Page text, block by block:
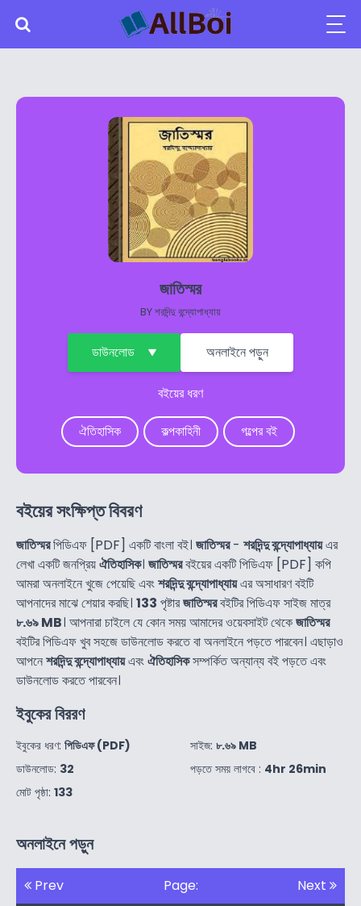
জাতিস্মর
BYশরদিন্দু বন্দ্যোপাধ্যায়
ডাউনলোড অনলাইনে পড়ুন
বইয়ের ধরণ
ঐতিহাসিক কল্পকাহিনী গল্পের বই
বইয়ের সংক্ষিপ্ত বিবরণ
জাতিস্মরপিডিএফ [PDF] একটি বাংলা বই। জাতিস্মর- শরদিন্দু বন্দ্যোপাধ্যায়এর
লেখা একটি জনপ্রিয়ঐতিহাসিক। জাতিস্মরবইয়ের একটি পিডিএফ [PDF] কপি
আমরা অনলাইনে খুজে পেয়েছি এবংশরদিন্দু বন্দ্যোপাধ্যায়এর অসাধারণ বইটি
আপনাদের মাঝে শেয়ার করছি। 133 পৃষ্টারজাতিস্মরবইটির পিডিএফ সাইজ মাত্র
৮.৬৯ MB। আপনারা চাইলে যে কোন সময় আমাদের ওয়েবসাইট থেকেজাতিস্মর
বইটির পিডিএফ খুব সহজে ডাউনলোড করতে বা অনলাইনে পড়তে পারবেন। এছাড়াও
আপনেশরদিন্দু বন্দ্যোপাধ্যায়এবংঐতিহাসিকসম্পর্কিত অন্যান্য বই পড়তে এবং
ডাউনলোড করতে পারবেন।
ইবুকের বিররণ
ইবুকের ধরণ: পিডিএফ (PDF)
ডাউনলোড: 32
মোট পৃষ্ঠা: 133
সাইজ: ৮.৬৯ MB
পড়তে সময় লাগবে : 4hr 26min
অনলাইনে পড়ুন
Prev Page: Next